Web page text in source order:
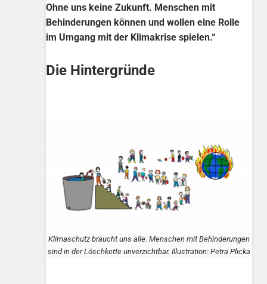
Ohne uns keine Zukunft. Menschen mit
Behinderungen können und wollen eine Rolle
im Umgang mit der Klimakrise spielen.“
Die Hintergründe
Klimaschutz braucht uns alle. Menschen mit Behinderungen
sind in der Löschkette unverzichtbar. Illustration: Petra Plicka